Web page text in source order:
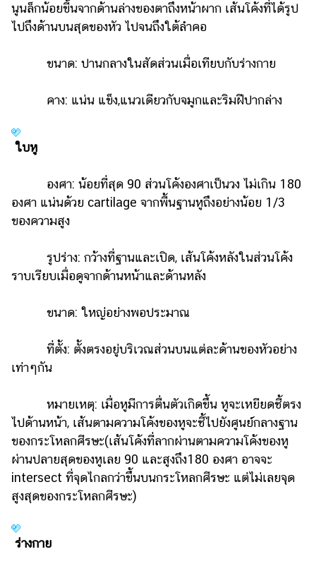
นูนล็กน้อยขี้นจากด้านล่างของตาถึงหน้าผาก เส้นโค้งที่ได้รูป
ไปถึงด้านบนสุดของหัว ไปจนถึงใต้ลำคอ
ขนาด: ปานกลางในสัดส่วนเมื่อเทียบกับร่างกาย
คาง: แน่น แข็ง,แนวเดียวกับจมูกและริมฝีปากล่าง
ใบหู
องศา: น้อยที่สุด 90 ส่วนโค้งองศาเป็นวง ไม่เกิน 180
องศา แน่นด้วย cartilage จากพื้นฐานหูถึงอย่างน้อย 1/3
ของความสูง
รูปร่าง: กว้างที่ฐานและเปิด, เส้นโค้งหลังในส่วนโค้ง
ราบเรียบเมื่อดูจากด้านหน้าและด้านหลัง
ขนาด: ใหญ่อย่างพอประมาณ
ที่ตั้ง: ตั้งตรงอยู่บริเวณส่วนบนแต่ละด้านของหัวอย่าง
เท่าๆกัน
หมายเหตุ: เมื่อหูมีการตื่นตัวเกิดขึ้น หูจะเหยียดชี้ตรง
ไปด้านหน้า, เส้นตามความโค้งของหูจะชี้ไปยังศูนย์กลางฐาน
ของกระโหลกศีรษะ(เส้นโค้งที่ลากผ่านตามความโค้งของหู
ผ่านปลายสุดของหูเลย 90 และสูงถึง180 องศา อาจจะ
intersect ที่จุดไกลกว่าขึ้นบนกระโหลกศีรษะ แต่ไม่เลยจุด
สูงสุดของกระโหลกศีรษะ)
ร่างกาย